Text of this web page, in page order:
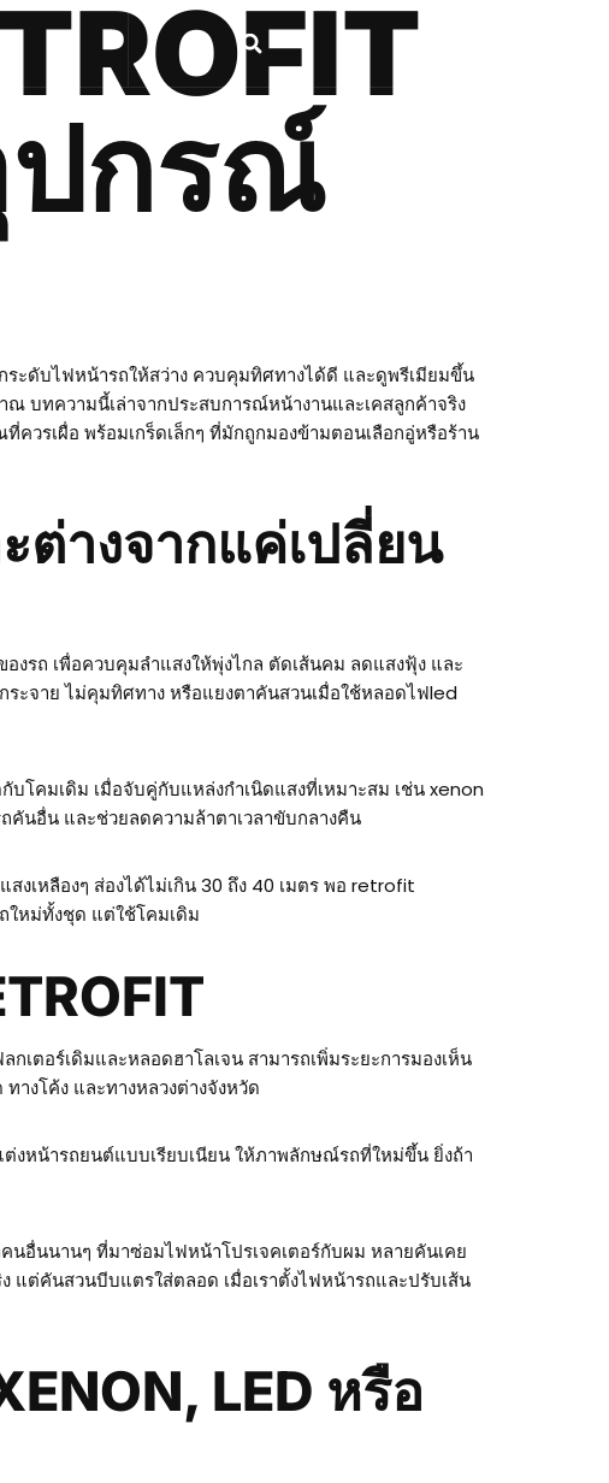
ปกรณ์
ะดับไฟหน้ารถให้สว่าง ควบคุมทิศทางได้ดี และดูพรีเมียมขึ้น
บทความนี้เล่าจากประสบการณ์หน้างานและเคสลูกค้าจริง
วรเผื่อ พร้อมเกร็ดเล็กๆ ที่มักถูกมองข้ามตอนเลือกอู่หรือร้าน
ต่างจากแค่เปลี่ยน
รถ เพื่อควบคุมลำแสงให้พุ่งไกล ตัดเส้นคม ลดแสงฟุ้ง และ
ระจาย ไม่คุมทิศทาง หรือแยงตาคันสวนเมื่อใช้หลอดไฟled
โคมเดิม เมื่อจับคู่กับแหล่งกำเนิดแสงที่เหมาะสม เช่น xenon
นอื่น และช่วยลดความล้าตาเวลาขับกลางคืน
งเหลืองๆ ส่องได้ไม่เกิน 30 ถึง 40 เมตร พอ retrofit
หม่ทั้งชุด แต่ใช้โคมเดิม
ตอร์เดิมและหลอดฮาโลเจน สามารถเพิ่มระยะการมองเห็น
งโค้ง และทางหลวงต่างจังหวัด
งหน้ารถยนต์แบบเรียบเนียน ให้ภาพลักษณ์รถที่ใหม่ขึ้น ยิ่งถ้า
อื่นนานๆ ที่มาซ่อมไฟหน้าโปรเจคเตอร์กับผม หลายคันเคย
แต่คันสวนบีบแตรใส่ตลอด เมื่อเราตั้งไฟหน้ารถและปรับเส้น
LED หรือ